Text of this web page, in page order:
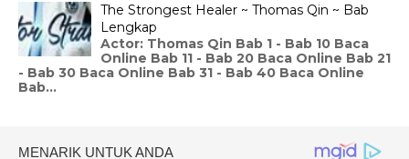
The Strongest Healer ~ Thomas Qin ~ Bab
Lengkap
Actor: Thomas Qin Bab 1 - Bab 10 Baca
Online Bab 11 - Bab 20 Baca Online Bab 21
- Bab 30 Baca Online Bab 31 - Bab 40 Baca Online
Bab...